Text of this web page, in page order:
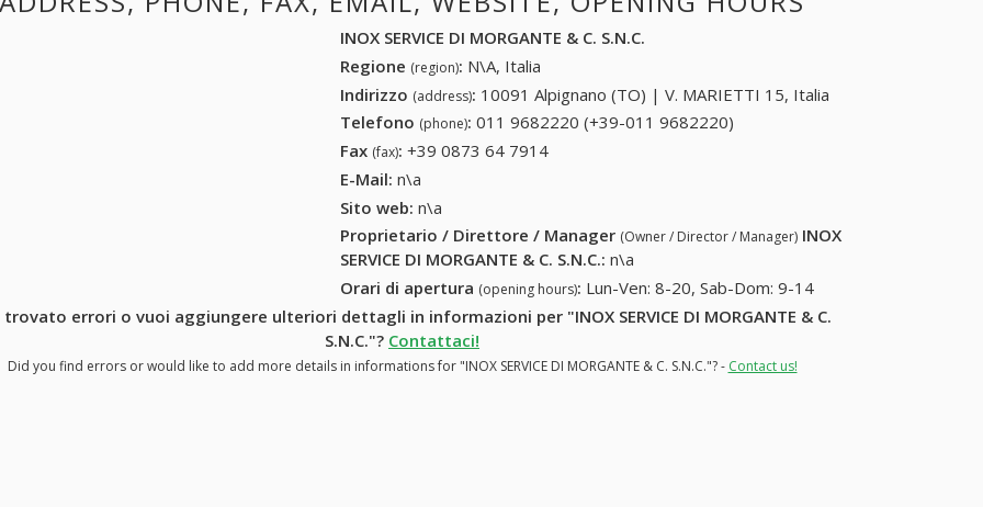
INOX SERVICE DI MORGANTE & C. S.N.C.
Regione (region): N\A, Italia
Indirizzo (address): 10091 Alpignano (TO) | V. MARIETTI 15, Italia
Telefono (phone): 011 9682220 (+39-011 9682220)
Fax (fax): +39 0873 64 7914
E-Mail: n\a
Sito web: n\a
Proprietario / Direttore / Manager (Owner / Director / Manager) INOX
SERVICE DI MORGANTE & C. S.N.C.: n\a
Orari di apertura (opening hours): Lun-Ven: 8-20, Sab-Dom: 9-14
trovato errori o vuoi aggiungere ulteriori dettagli in informazioni per "INOX SERVICE DI MORGANTE & C.
S.N.C."? Contattaci!
Did you find errors or would like to add more details in informations for "INOX SERVICE DI MORGANTE & C. S.N.C."? - Contact us!